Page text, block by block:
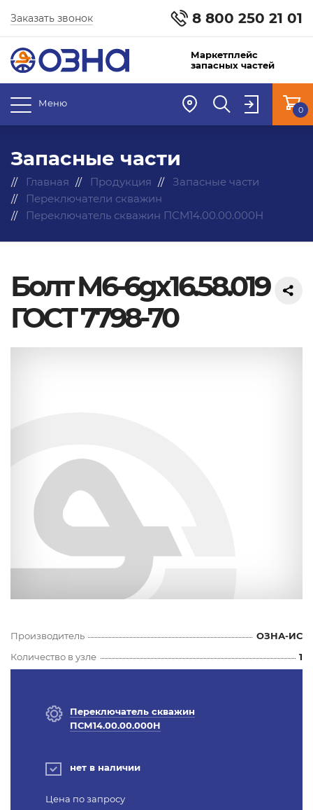
8 800 250 21 01
Заказать звонок
Маркетплейс
запасных частей
Меню
0
Запасные части
Главная Продукция
Запасные части
Переключатели скважин
Переключатель скважин ПСМ14.00.00.000Н
Болт М6-6gx16.58.019
ГОСТ 7798-70
Производитель
ОЗНА-ИС
Количество в узле
1
Переключатель скважин
ПСМ14.00.00.000Н
нет в наличии
Цена по запросу